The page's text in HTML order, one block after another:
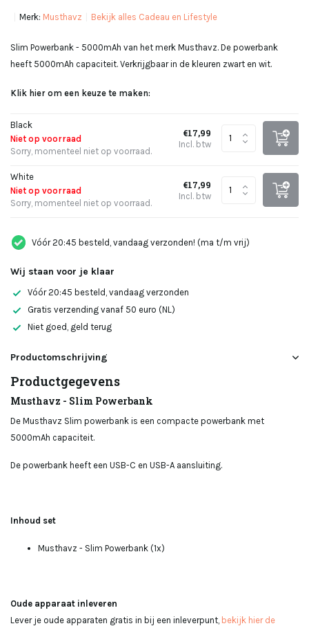
Merk: Musthavz Bekijk alles Cadeau en Lifestyle
Slim Powerbank - 5000mAh van het merk Musthavz. De powerbank
heeft 5000mAh capaciteit. Verkrijgbaar in de kleuren zwart en wit.
Klik hier om een keuze te maken:
Black
Niet op voorraad
Sorry, momenteel niet op voorraad.
€17,99
Incl. btw
White
Niet op voorraad
Sorry, momenteel niet op voorraad.
€17,99
Incl. btw
Vóór 20:45 besteld, vandaag verzonden! (ma t/m vrij)
Wij staan voor je klaar
Vóór 20:45 besteld, vandaag verzonden
Gratis verzending vanaf 50 euro (NL)
Niet goed, geld terug
Productomschrijving
Productgegevens
Musthavz - Slim Powerbank
De Musthavz Slim powerbank is een compacte powerbank met
5000mAh capaciteit.
De powerbank heeft een USB-C en USB-A aansluiting.
Inhoud set
Musthavz - Slim Powerbank (1x)
Oude apparaat inleveren
Lever je oude apparaten gratis in bij een inleverpunt, bekijk hier de